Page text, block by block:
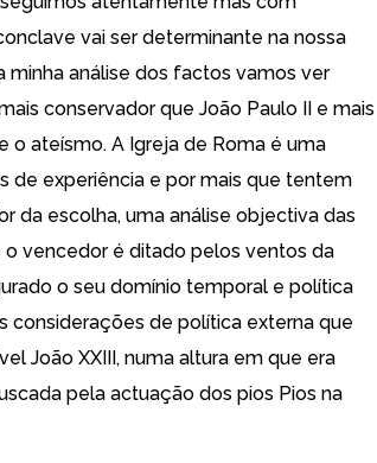
vai ser determinante na nossa
minha análise dos factos vamos ver
conservador que João Paulo II e mais
ateísmo. A Igreja de Roma é uma
de experiência e por mais que tentem
da escolha, uma análise objectiva das
vencedor é ditado pelos ventos da
o seu domínio temporal e política
considerações de política externa que
João XXIII, numa altura em que era
pela actuação dos pios Pios na